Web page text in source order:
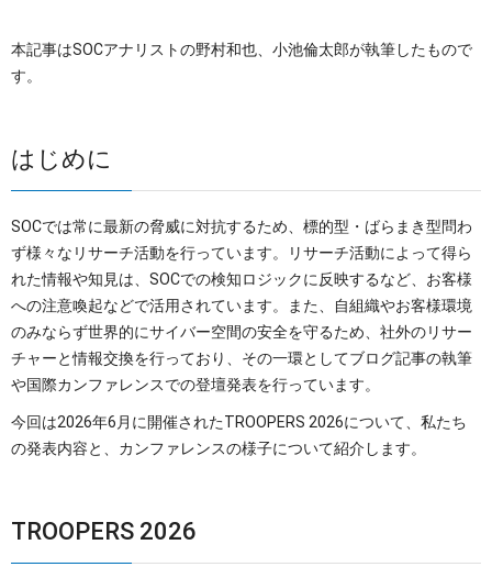
本記事はSOCアナリストの野村和也、小池倫太郎が執筆したもので
す。
はじめに
SOCでは常に最新の脅威に対抗するため、標的型・ばらまき型問わ
ず様々なリサーチ活動を行っています。リサーチ活動によって得ら
れた情報や知見は、SOCでの検知ロジックに反映するなど、お客様
への注意喚起などで活用されています。また、自組織やお客様環境
のみならず世界的にサイバー空間の安全を守るため、社外のリサー
チャーと情報交換を行っており、その一環としてブログ記事の執筆
や国際カンファレンスでの登壇発表を行っています。
今回は2026年6月に開催されたTROOPERS 2026について、私たち
の発表内容と、カンファレンスの様子について紹介します。
TROOPERS 2026